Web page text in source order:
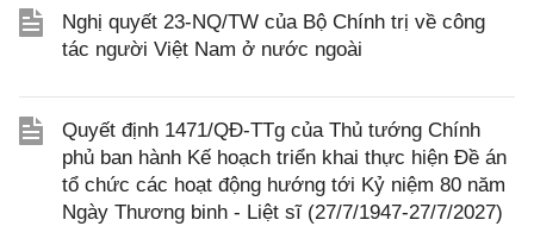
Nghị quyết 23-NQ/TW của Bộ Chính trị về công
tác người Việt Nam ở nước ngoài
Quyết định 1471/QĐ-TTg của Thủ tướng Chính
phủ ban hành Kế hoạch triển khai thực hiện Đề án
tổ chức các hoạt động hướng tới Kỷ niệm 80 năm
Ngày Thương binh - Liệt sĩ (27/7/1947-27/7/2027)